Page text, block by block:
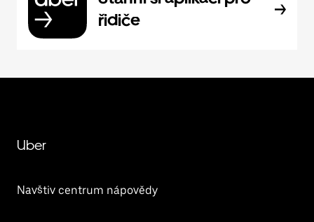
řidiče
Uber
Navštiv centrum nápovědy